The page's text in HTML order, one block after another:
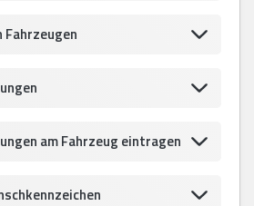
Fahrzeugen
am Fahrzeug eintragen